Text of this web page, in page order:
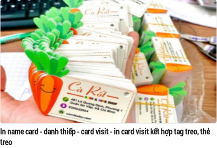
In name card - danh thiếp - card visit - in card visit kết hợp tag treo, thẻ
treo